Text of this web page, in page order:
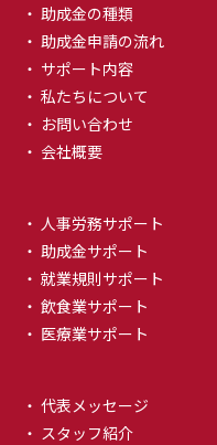
・ 助成金の種類
・ 助成金申請の流れ
・ サポート内容
・ 私たちについて
・ お問い合わせ
・ 会社概要
・ 人事労務サポート
・ 助成金サポート
・ 就業規則サポート
・ 飲食業サポート
・ 医療業サポート
・ 代表メッセージ
・ スタッフ紹介